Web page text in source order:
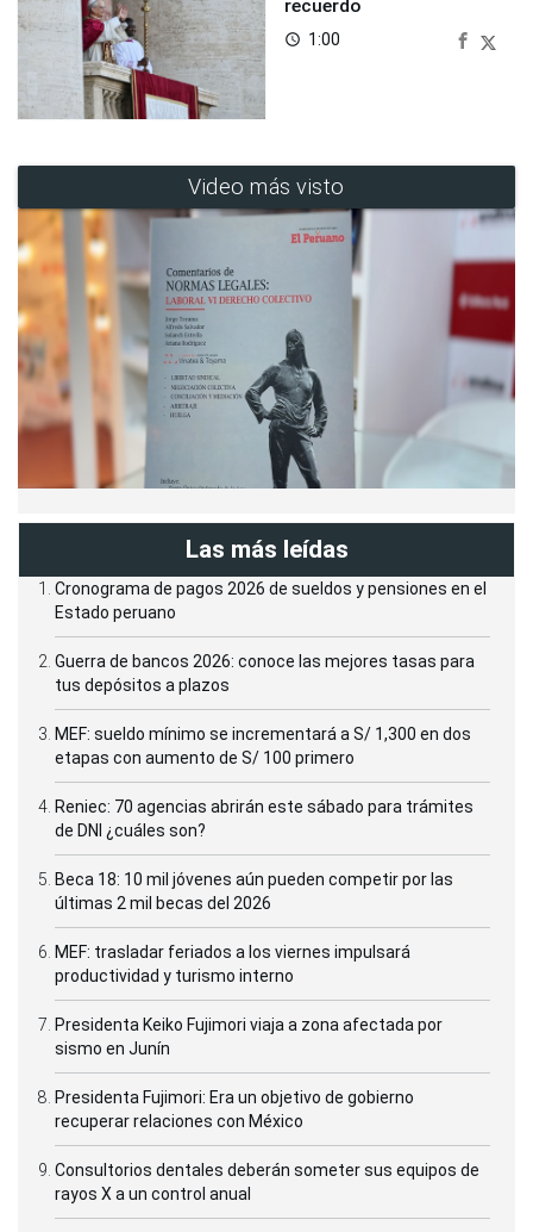
recuerdo
access_time 1:00
Video más visto
Las más leídas
Cronograma de pagos 2026 de sueldos y pensiones en el
Estado peruano
Guerra de bancos 2026: conoce las mejores tasas para
tus depósitos a plazos
MEF: sueldo mínimo se incrementará a S/ 1,300 en dos
etapas con aumento de S/ 100 primero
Reniec: 70 agencias abrirán este sábado para trámites
de DNI ¿cuáles son?
Beca 18: 10 mil jóvenes aún pueden competir por las
últimas 2 mil becas del 2026
MEF: trasladar feriados a los viernes impulsará
productividad y turismo interno
Presidenta Keiko Fujimori viaja a zona afectada por
sismo en Junín
Presidenta Fujimori: Era un objetivo de gobierno
recuperar relaciones con México
Consultorios dentales deberán someter sus equipos de
rayos X a un control anual